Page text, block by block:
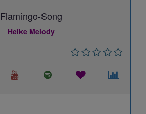
Flamingo-Song
Heike Melody